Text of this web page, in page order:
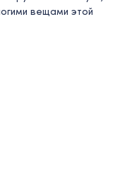
вещами этой